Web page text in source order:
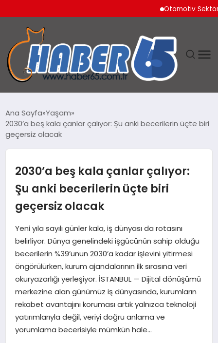
Otomotiv Sektörü
YAŞAM
Ana Sayfa Yaşam
2030’a beş kala çanlar çalıyor: Şu anki becerilerin üçte biri
geçersiz olacak
2030’a beş kala çanlar çalıyor:
Şu anki becerilerin üçte biri
geçersiz olacak
Yeni yıla sayılı günler kala, iş dünyası da rotasını
belirliyor. Dünya genelindeki işgücünün sahip olduğu
becerilerin %39’unun 2030’a kadar işlevini yitirmesi
öngörülürken, kurum ajandalarının ilk sırasına veri
okuryazarlığı yerleşiyor. İSTANBUL — Dijital dönüşümü
merkezine alan günümüz iş dünyasında, kurumların
rekabet avantajını koruması artık yalnızca teknoloji
yatırımlarıyla değil, veriyi doğru anlama ve
yorumlama becerisiyle mümkün hale…